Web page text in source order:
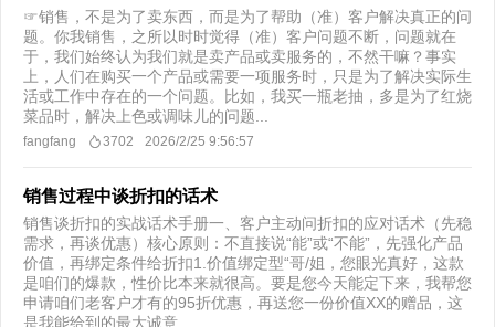
☞销售，不是为了卖东西，而是为了帮助（准）客户解决真正的问
题。你我销售，之所以时时觉得（准）客户问题不断，问题就在
于，我们始终认为我们就是卖产品或卖服务的，不然干嘛？事实
上，人们在购买一个产品或需要一项服务时，只是为了解决实际生
活或工作中存在的一个问题。比如，我买一瓶老抽，多是为了红烧
菜品时，解决上色或调味儿的问题...
fangfang 3702 2026/2/25 9:56:57
销售过程中谈折扣的话术
销售谈折扣的实战话术手册一、客户主动问折扣的应对话术（先稳
需求，再谈优惠）核心原则：不直接说“能”或“不能”，先强化产品
价值，再绑定条件给折扣1.价值绑定型“哥/姐，您眼光真好，这款
是咱们的爆款，性价比本来就很高。要是您今天能定下来，我帮您
申请咱们老客户才有的95折优惠，再送您一份价值XX的赠品，这
是我能给到的最大诚意...